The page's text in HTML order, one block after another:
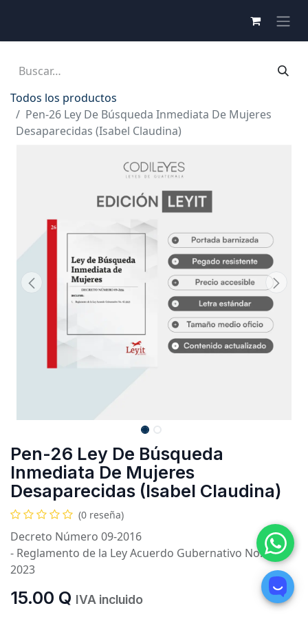
Todos los productos
Pen-26 Ley De Búsqueda Inmediata De Mujeres
Desaparecidas (Isabel Claudina)
Pen-26 Ley De Búsqueda
Inmediata De Mujeres
Desaparecidas (Isabel Claudina)
(0 reseña)
Decreto Número 09-2016
- Reglamento de la Ley Acuerdo Gubernativo No. 42-
2023
15.00 Q IVA incluido